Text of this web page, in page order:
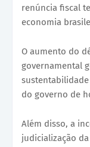
renúncia fiscal
economia
O aumento do
governamental
do governo de
Além disso, a
judicialização